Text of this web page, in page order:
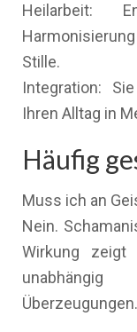
Heilarbeit:
Stille.
Integration:
Ihren Alltag in
Häufig
Muss ich an
Nein.
Wirkung
Überzeugungen.